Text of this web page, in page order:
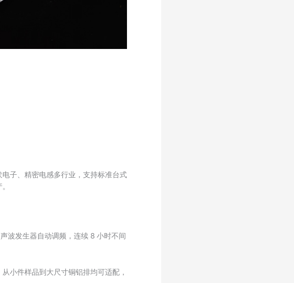
子、精密电感多行业，支持标准台式
波发生器自动调频，连续 8 小时不间
小件样品到大尺寸铜铝排均可适配，